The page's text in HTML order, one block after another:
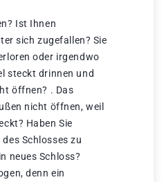
Ist Ihnen
sich zugefallen? Sie
oder irgendwo
steckt drinnen und
öffnen? . Das
nicht öffnen, weil
Haben Sie
Schlosses zu
neues Schloss?
denn ein